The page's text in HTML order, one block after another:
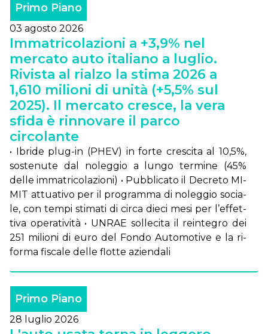
Primo Piano
03 agosto 2026
Immatricolazioni a +3,9% nel
mercato auto italiano a luglio.
Rivista al rialzo la stima 2026 a
1,610 milioni di unità (+5,5% sul
2025). Il mercato cresce, la vera
sfida è rinnovare il parco
circolante
• Ibri­de plug-in (PHEV) in for­te cre­sci­ta al 10,5%,
so­ste­nu­te dal no­leg­gio a lun­go ter­mi­ne (45%
del­le im­ma­tri­co­la­zio­ni) • Pub­bli­ca­to il De­cre­to MI­
MIT at­tua­ti­vo per il pro­gram­ma di no­leg­gio so­cia­
le, con tem­pi sti­ma­ti di cir­ca die­ci me­si per l’ef­fet­
ti­va ope­ra­ti­vi­tà • UN­RAE sol­le­ci­ta il rein­te­gro dei
251 mi­lio­ni di eu­ro del Fon­do Au­to­mo­ti­ve e la ri­
for­ma fi­sca­le del­le flot­te azien­da­li
Primo Piano
28 luglio 2026